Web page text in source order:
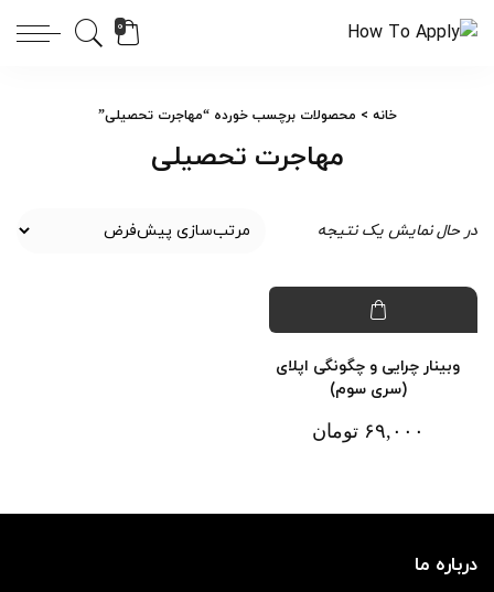
0
خانه > محصولات برچسب خورده “مهاجرت تحصیلی”
مهاجرت تحصیلی
در حال نمایش یک نتیجه
وبینار چرایی و چگونگی اپلای
(سری سوم)
۶۹,۰۰۰ تومان
درباره ما